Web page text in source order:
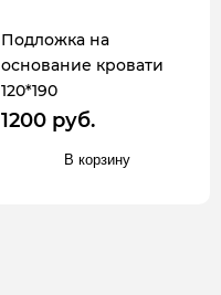
Подложка на
основание кровати
120*190
1200 руб.
В корзину